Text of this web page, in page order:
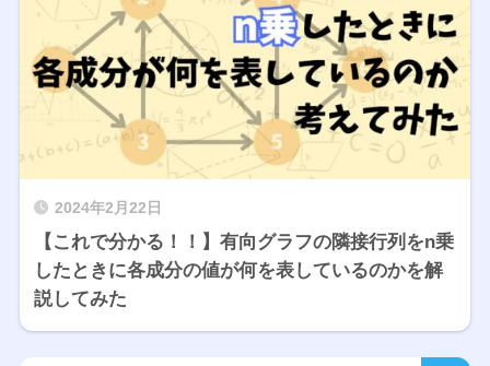
2024年2月22日
【これで分かる！！】有向グラフの隣接行列をn乗
したときに各成分の値が何を表しているのかを解
説してみた